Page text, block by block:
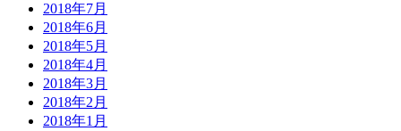
2018年7月
2018年6月
2018年5月
2018年4月
2018年3月
2018年2月
2018年1月